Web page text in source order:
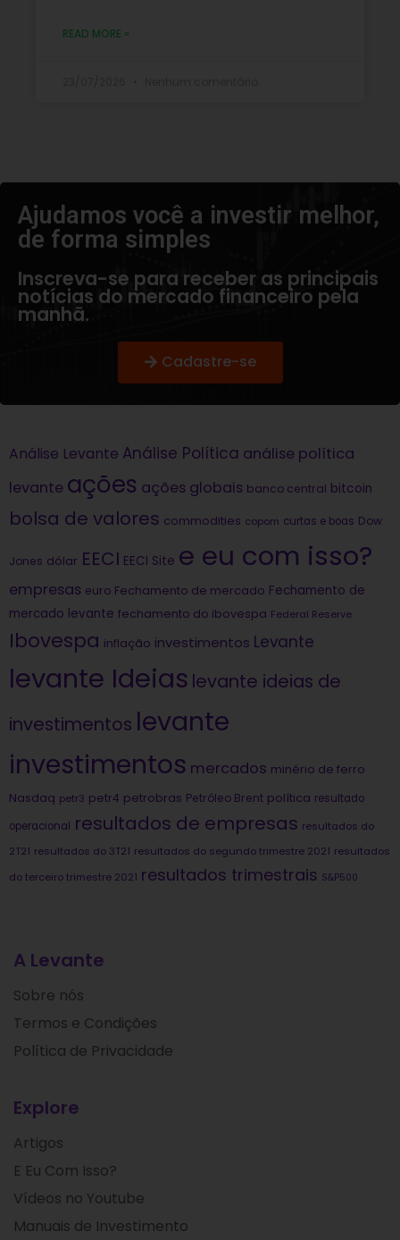
READ MORE »
Ajudamos você a investir melhor,
de forma simples​
Inscreva-se para receber as principais
notícias do mercado financeiro pela
manhã.
Cadastre-se
Análise Levante Análise Política análise política
levante ações ações globais banco central bitcoin
bolsa de valores commodities copom curtas e boas Dow
Jones dólar EECI EECI Site e eu com isso?
empresas euro Fechamento de mercado Fechamento de
mercado levante fechamento do ibovespa Federal Reserve
Ibovespa inflação investimentos Levante
levante Ideias levante ideias de
investimentos levante
investimentos mercados minério de ferro
Nasdaq petr3 petr4 petrobras Petróleo Brent política resultado
operacional resultados de empresas resultados do
2T21 resultados do 3T21 resultados do segundo trimestre 2021 resultados
do terceiro trimestre 2021 resultados trimestrais S&P500
A Levante
Sobre nós
Termos e Condições
Política de Privacidade
Explore
Artigos
E Eu Com Isso?
Vídeos no Youtube
Manuais de Investimento